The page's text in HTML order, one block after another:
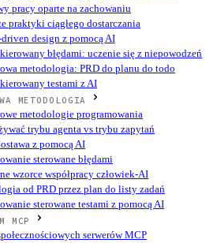
pracy oparte na zachowaniu
praktyki ciągłego dostarczania
design z pomocą AI
błędami: uczenie się z niepowodzeń
metodologia: PRD do planu do todo
testami z AI
METODOLOGIA
metodologie programowania
trybu agenta vs trybu zapytań
z pomocą AI
sterowane błędami
wzorce współpracy człowiek-AI
od PRD przez plan do listy zadań
sterowane testami z pomocą AI
MCP
serwerów MCP